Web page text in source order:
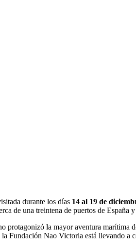
durante los días 14 al 19 de
de una treintena de puertos de España
la mayor aventura marítima
Fundación Nao Victoria está llevando